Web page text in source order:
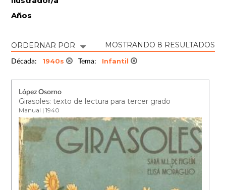
Años
ORDERNAR POR MOSTRANDO 8 RESULTADOS
Década: 1940s Tema: Infantil
López Osorno
Girasoles: texto de lectura para tercer grado
Manual | 1940